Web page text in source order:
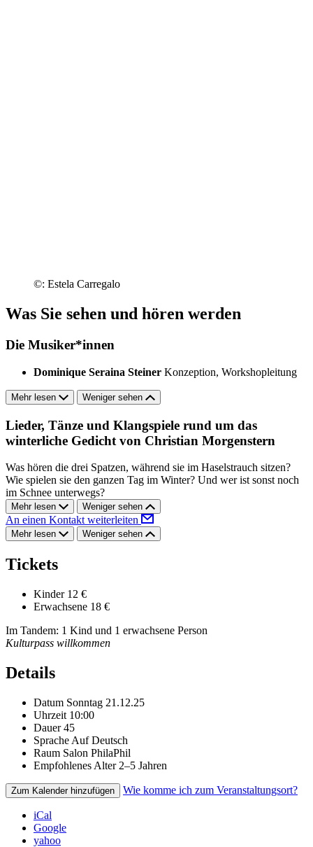
©: Estela Carregalo
Was Sie sehen und hören werden
Die Musiker*innen
Dominique Seraina Steiner Konzeption, Workshopleitung
Mehr lesen Weniger sehen
Lieder, Tänze und Klangspiele rund um das
winterliche Gedicht von Christian Morgenstern
Was hören die drei Spatzen, während sie im Haselstrauch sitzen?
Wie spielen sie den ganzen Tag im Winter? Und wer ist sonst noch
im Schnee unterwegs?
Mehr lesen Weniger sehen
An einen Kontakt weiterleiten
Mehr lesen Weniger sehen
Tickets
Kinder 12 €
Erwachsene 18 €
Im Tandem: 1 Kind und 1 erwachsene Person
Kulturpass willkommen
Details
Datum Sonntag 21.12.25
Uhrzeit 10:00
Dauer 45
Sprache Auf Deutsch
Raum Salon PhilaPhil
Empfohlenes Alter 2–5 Jahren
Zum Kalender hinzufügen Wie komme ich zum Veranstaltungsort?
iCal
Google
yahoo